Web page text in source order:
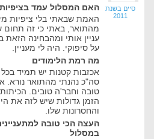
סיים בשנת
2011
האם המסלול עמד בציפיות
האמת שבאתי בלי ציפיות
מהתואר, באתי כי זה תחום
עניין אותי ומהבחינה הזאת
על סיפוקי. היה לי מעניין.
מה רמת הלימודים
אכזבות קטנות יש תמיד בכל
סה"כ נהנתי מהתואר נורא.
טובה וחבר'ה טובים.
הזמן גדולות שיש לזה את
והחסרונות שלו.
העצה הכי טובה
במסלול